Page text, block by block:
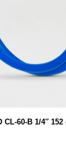
CL-60-B 1/4″